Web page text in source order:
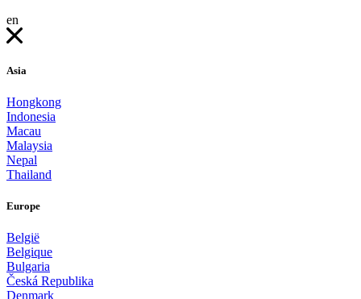
en
Asia
Hongkong
Indonesia
Macau
Malaysia
Nepal
Thailand
Europe
België
Belgique
Bulgaria
Česká Republika
Denmark